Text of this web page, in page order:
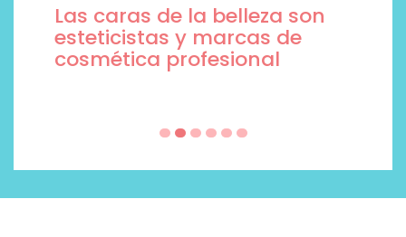
Las caras de la belleza son
esteticistas y marcas de
cosmética profesional